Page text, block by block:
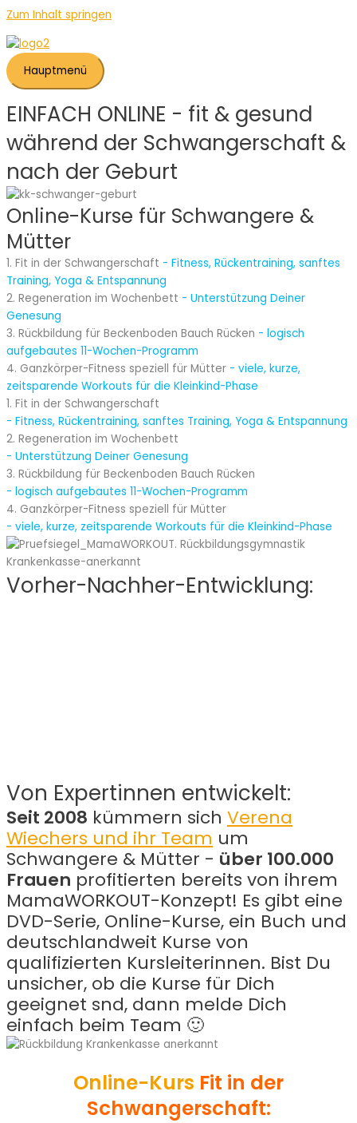
Zum Inhalt springen
Hauptmenü
EINFACH ONLINE - fit & gesund
während der Schwangerschaft &
nach der Geburt
Online-Kurse für Schwangere &
Mütter
1. Fit in der Schwangerschaft - Fitness, Rückentraining, sanftes
Training, Yoga & Entspannung
2. Regeneration im Wochenbett - Unterstützung Deiner
Genesung
3. Rückbildung für Beckenboden Bauch Rücken - logisch
aufgebautes 11-Wochen-Programm
4. Ganzkörper-Fitness speziell für Mütter - viele, kurze,
zeitsparende Workouts für die Kleinkind-Phase
1. Fit in der Schwangerschaft
- Fitness, Rückentraining, sanftes Training, Yoga & Entspannung
2. Regeneration im Wochenbett
- Unterstützung Deiner Genesung
3. Rückbildung für Beckenboden Bauch Rücken
- logisch aufgebautes 11-Wochen-Programm
4. Ganzkörper-Fitness speziell für Mütter
- viele, kurze, zeitsparende Workouts für die Kleinkind-Phase
Vorher-Nachher-Entwicklung:
Von Expertinnen entwickelt:
Seit 2008 kümmern sich Verena
Wiechers und ihr Team um
Schwangere & Mütter - über 100.000
Frauen profitierten bereits von ihrem
MamaWORKOUT-Konzept! Es gibt eine
DVD-Serie, Online-Kurse, ein Buch und
deutschlandweit Kurse von
qualifizierten Kursleiterinnen. Bist Du
unsicher, ob die Kurse für Dich
geeignet snd, dann melde Dich
einfach beim Team 🙂
Online-Kurs Fit in der
Schwangerschaft: